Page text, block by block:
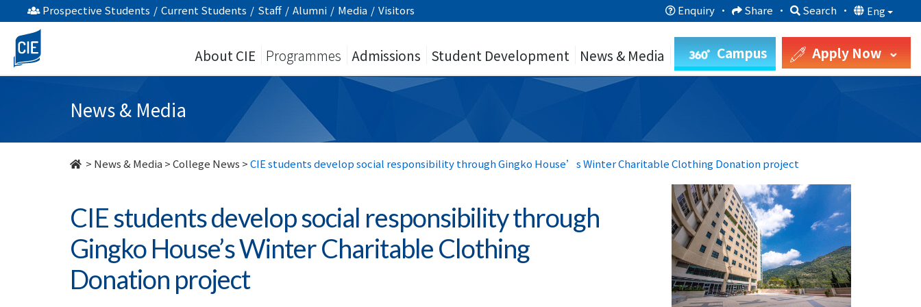
CIE
students
develop
through
House’s
Winter
Charitable
Prospective Students / Current Students / Staff / Alumni / Media / Visitors Enquiry · Share · Search · Eng
About CIE Programmes Admissions Student Development News & Media Campus Apply Now
News & Media
> News & Media >College News >CIE students develop social responsibility through Gingko House’s Winter Charitable Clothing Donation project
CIE students develop social responsibility through
Gingko House’s Winter Charitable Clothing
Donation project